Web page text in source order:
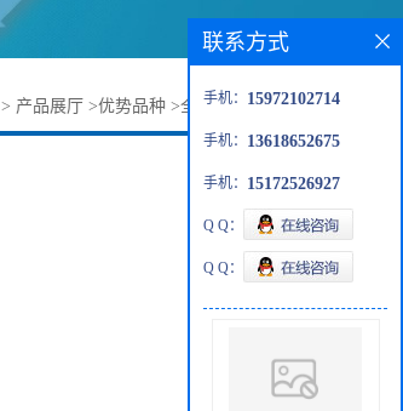
> 产品展厅 >优势品种 >全氟丁基四氢呋喃
联系方式
手机： 15972102714
手机： 13618652675
手机： 15172526927
Q Q：
Q Q：